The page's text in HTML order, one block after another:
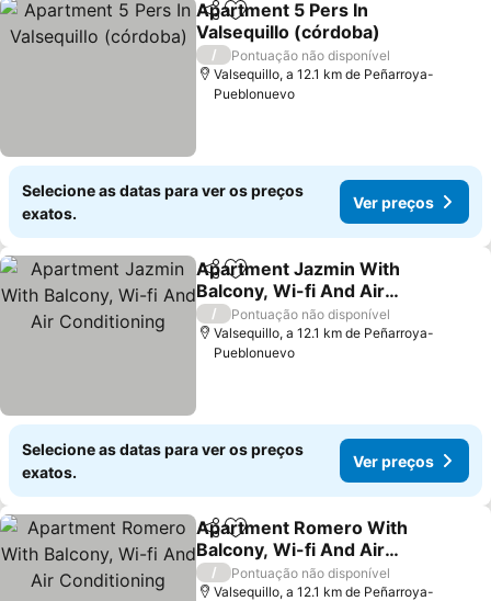
PartilharAdicionar aos favoritos
Apartment 5 Pers In
Valsequillo (córdoba)
/
Pontuação não disponível
Valsequillo, a 12.1 km de Peñarroya-
Pueblonuevo
Selecione as datas para ver os preços
exatos.
Ver preços
PartilharAdicionar aos favoritos
Apartment Jazmin With
Balcony, Wi-fi And Air
Conditioning
/
Pontuação não disponível
Valsequillo, a 12.1 km de Peñarroya-
Pueblonuevo
Selecione as datas para ver os preços
exatos.
Ver preços
PartilharAdicionar aos favoritos
Apartment Romero With
Balcony, Wi-fi And Air
Conditioning
/
Pontuação não disponível
Valsequillo, a 12.1 km de Peñarroya-